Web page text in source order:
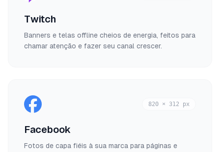
Twitch
Banners e telas offline cheios de energia, feitos para
chamar atenção e fazer seu canal crescer.
820 × 312 px
Facebook
Fotos de capa fiéis à sua marca para páginas e